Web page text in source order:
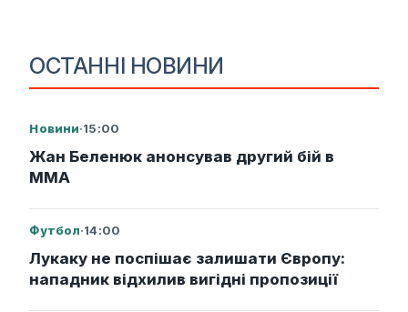
ОСТАННІ НОВИНИ
Новини·15:00
Жан Беленюк анонсував другий бій в
ММА
Футбол·14:00
Лукаку не поспішає залишати Європу:
нападник відхилив вигідні пропозиції